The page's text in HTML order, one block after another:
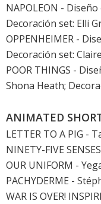
NAPOLEON -
Decoración set: Elli
OPPENHEIMER -
Decoración set:
POOR THINGS -
Shona Heath;
ANIMATED
LETTER TO A PIG -
NINETY-FIVE
OUR UNIFORM -
PACHYDERME -
WAR IS OVER!